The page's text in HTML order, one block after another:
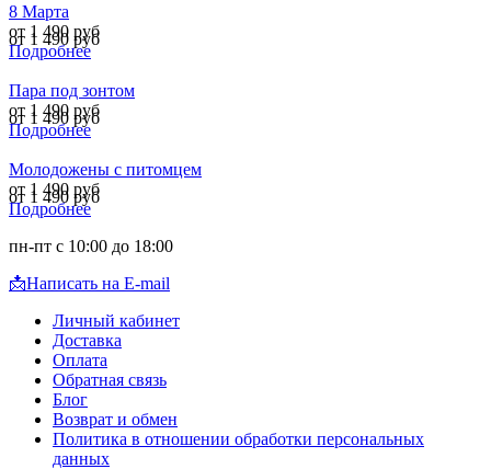
8 Марта
от 1 490 руб
от 1 490 руб
Подробнее
Пара под зонтом
от 1 490 руб
от 1 490 руб
Подробнее
Молодожены с питомцем
от 1 490 руб
от 1 490 руб
Подробнее
пн-пт с 10:00 до 18:00
📩Написать на E-mail
Личный кабинет
Доставка
Оплата
Обратная связь
Блог
Возврат и обмен
Политика в отношении обработки персональных
данных